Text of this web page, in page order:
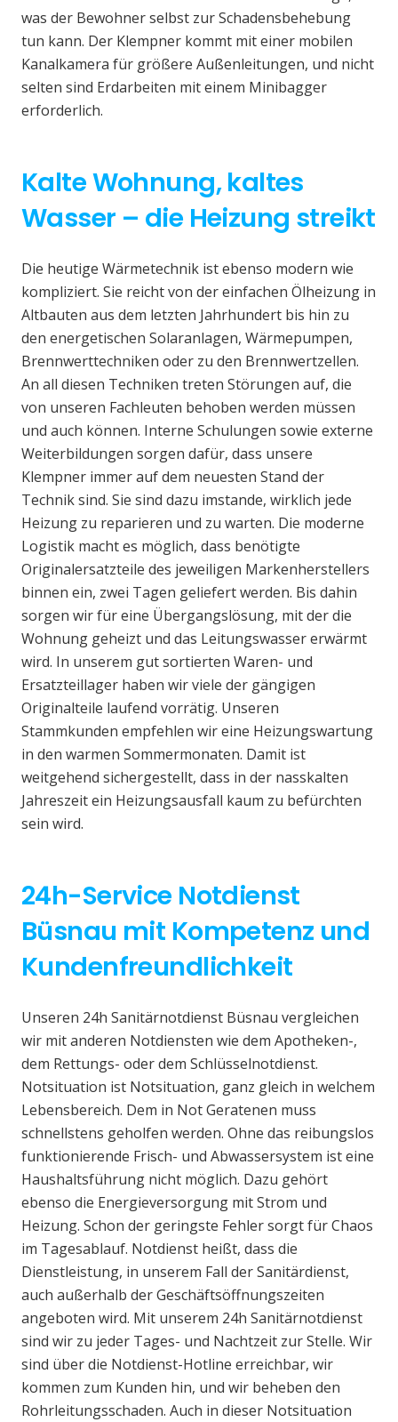
was der Bewohner selbst zur Schadensbehebung
tun kann. Der Klempner kommt mit einer mobilen
Kanalkamera für größere Außenleitungen, und nicht
selten sind Erdarbeiten mit einem Minibagger
erforderlich.
Kalte Wohnung, kaltes
Wasser – die Heizung streikt
Die heutige Wärmetechnik ist ebenso modern wie
kompliziert. Sie reicht von der einfachen Ölheizung in
Altbauten aus dem letzten Jahrhundert bis hin zu
den energetischen Solaranlagen, Wärmepumpen,
Brennwerttechniken oder zu den Brennwertzellen.
An all diesen Techniken treten Störungen auf, die
von unseren Fachleuten behoben werden müssen
und auch können. Interne Schulungen sowie externe
Weiterbildungen sorgen dafür, dass unsere
Klempner immer auf dem neuesten Stand der
Technik sind. Sie sind dazu imstande, wirklich jede
Heizung zu reparieren und zu warten. Die moderne
Logistik macht es möglich, dass benötigte
Originalersatzteile des jeweiligen Markenherstellers
binnen ein, zwei Tagen geliefert werden. Bis dahin
sorgen wir für eine Übergangslösung, mit der die
Wohnung geheizt und das Leitungswasser erwärmt
wird. In unserem gut sortierten Waren- und
Ersatzteillager haben wir viele der gängigen
Originalteile laufend vorrätig. Unseren
Stammkunden empfehlen wir eine Heizungswartung
in den warmen Sommermonaten. Damit ist
weitgehend sichergestellt, dass in der nasskalten
Jahreszeit ein Heizungsausfall kaum zu befürchten
sein wird.
24h-Service Notdienst
Büsnau mit Kompetenz und
Kundenfreundlichkeit
Unseren 24h Sanitärnotdienst Büsnau vergleichen
wir mit anderen Notdiensten wie dem Apotheken-,
dem Rettungs- oder dem Schlüsselnotdienst.
Notsituation ist Notsituation, ganz gleich in welchem
Lebensbereich. Dem in Not Geratenen muss
schnellstens geholfen werden. Ohne das reibungslos
funktionierende Frisch- und Abwassersystem ist eine
Haushaltsführung nicht möglich. Dazu gehört
ebenso die Energieversorgung mit Strom und
Heizung. Schon der geringste Fehler sorgt für Chaos
im Tagesablauf. Notdienst heißt, dass die
Dienstleistung, in unserem Fall der Sanitärdienst,
auch außerhalb der Geschäftsöffnungszeiten
angeboten wird. Mit unserem 24h Sanitärnotdienst
sind wir zu jeder Tages- und Nachtzeit zur Stelle. Wir
sind über die Notdienst-Hotline erreichbar, wir
kommen zum Kunden hin, und wir beheben den
Rohrleitungsschaden. Auch in dieser Notsituation